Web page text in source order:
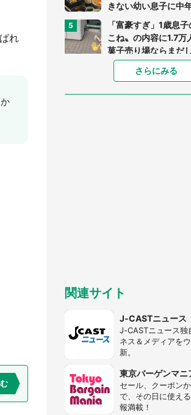
れ
きない幼い息子に中
（東京都・40代男性）
「富豪すぎ」1歳息
こね〟の内容に1.7
菓子売り場ならまだ
ドル高い」
「閉所恐怖症の私は
ック。隣席の青年に
とお願いしたら...」
県・30代女性）
さらにみる
関連サイト
J-CASTニュース
J-CASTニュース独
ネス＆メディアを
新。
東京バーゲンマニ
セール、クーポン
で、その日に使え
報満載！